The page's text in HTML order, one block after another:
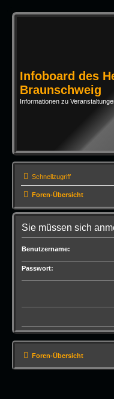
Infoboard des
Braunschweig
Informationen zu
Schnellzugriff
Foren-Übersicht
Sie müssen sich
Benutzername:
Passwort:
Foren-Übersicht